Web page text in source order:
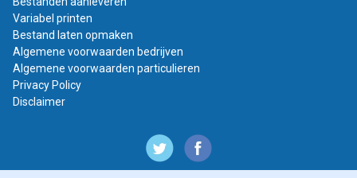
Variabel printen
Bestand laten opmaken
Algemene voorwaarden bedrijven
Algemene voorwaarden particulieren
Privacy Policy
Disclaimer